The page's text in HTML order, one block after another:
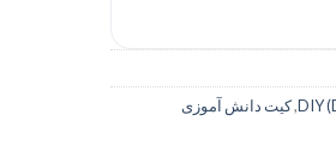
DIY
,کیت دانش آموزی